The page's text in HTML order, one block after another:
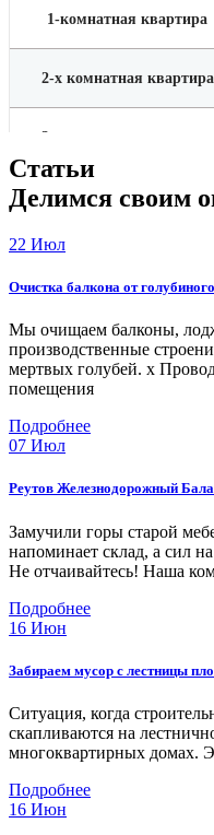
1-комнатная квартира
2-х комнатная квартира
3-х комнатная квартира
газель
2 комнаты
3 комнаты
Статьи
Делимся своим
22 Июл
Очистка балкона от
Мы очищаем балконы,
производственные
мертвых голубей. х
помещения
Подробнее
07 Июл
Реутов Железнодорожный
Замучили горы старой
напоминает склад, а сил
Не отчаивайтесь! Наша
Подробнее
16 Июн
Забираем мусор с лестницы
Ситуация, когда
скапливаются на
многоквартирных домах.
Подробнее
16 Июн